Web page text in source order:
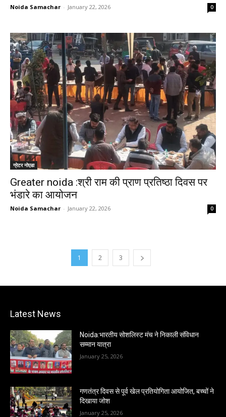
Noida Samachar - January 22, 2026 0
ग्रेटर नोएडा
Greater noida :श्री राम की प्राण प्रतिष्ठा दिवस पर
भंडारे का आयोजन
Noida Samachar - January 22, 2026 0
1 2 3
Latest News
Noida:भारतीय सोशलिस्ट मंच ने निकाली संविधान
सम्मान यात्रा
January 25, 2026
गणतंत्र दिवस से पूर्व खेल प्रतियोगिता आयोजित, बच्चों ने
दिखाया जोश
January 25, 2026